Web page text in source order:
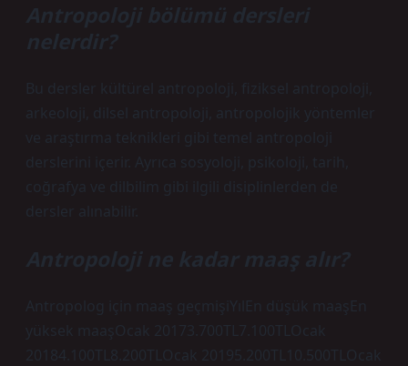
Antropoloji bölümü dersleri
nelerdir?
Bu dersler kültürel antropoloji, fiziksel antropoloji,
arkeoloji, dilsel antropoloji, antropolojik yöntemler
ve araştırma teknikleri gibi temel antropoloji
derslerini içerir. Ayrıca sosyoloji, psikoloji, tarih,
coğrafya ve dilbilim gibi ilgili disiplinlerden de
dersler alınabilir.
Antropoloji ne kadar maaş alır?
Antropolog için maaş geçmişiYılEn düşük maaşEn
yüksek maaşOcak 20173.700TL7.100TLOcak
20184.100TL8.200TLOcak 20195.200TL10.500TLOcak